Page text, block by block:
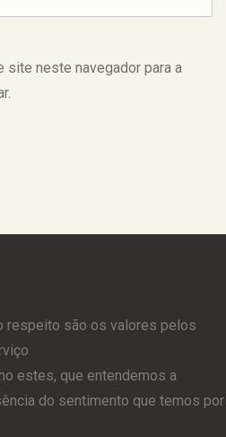
site neste navegador para a
respeito são os valores pelos
estes, que entendemos a
do sentimento que temos por